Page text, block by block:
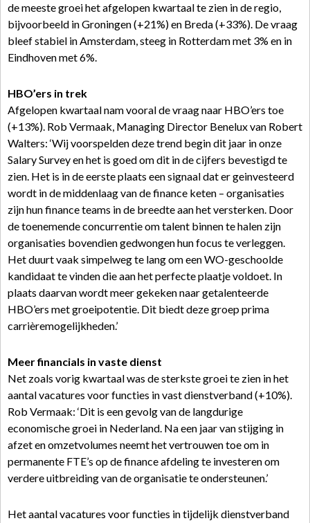
de meeste groei het afgelopen kwartaal te zien in de regio,
bijvoorbeeld in Groningen (+21%) en Breda (+33%). De vraag
bleef stabiel in Amsterdam, steeg in Rotterdam met 3% en in
Eindhoven met 6%.
HBO’ers in trek
Afgelopen kwartaal nam vooral de vraag naar HBO’ers toe
(+13%). Rob Vermaak, Managing Director Benelux van Robert
Walters: ‘Wij voorspelden deze trend begin dit jaar in onze
Salary Survey en het is goed om dit in de cijfers bevestigd te
zien. Het is in de eerste plaats een signaal dat er geinvesteerd
wordt in de middenlaag van de finance keten – organisaties
zijn hun finance teams in de breedte aan het versterken. Door
de toenemende concurrentie om talent binnen te halen zijn
organisaties bovendien gedwongen hun focus te verleggen.
Het duurt vaak simpelweg te lang om een WO-geschoolde
kandidaat te vinden die aan het perfecte plaatje voldoet. In
plaats daarvan wordt meer gekeken naar getalenteerde
HBO’ers met groeipotentie. Dit biedt deze groep prima
carrièremogelijkheden.’
Meer financials in vaste dienst
Net zoals vorig kwartaal was de sterkste groei te zien in het
aantal vacatures voor functies in vast dienstverband (+10%).
Rob Vermaak: ‘Dit is een gevolg van de langdurige
economische groei in Nederland. Na een jaar van stijging in
afzet en omzetvolumes neemt het vertrouwen toe om in
permanente FTE’s op de finance afdeling te investeren om
verdere uitbreiding van de organisatie te ondersteunen.’
Het aantal vacatures voor functies in tijdelijk dienstverband